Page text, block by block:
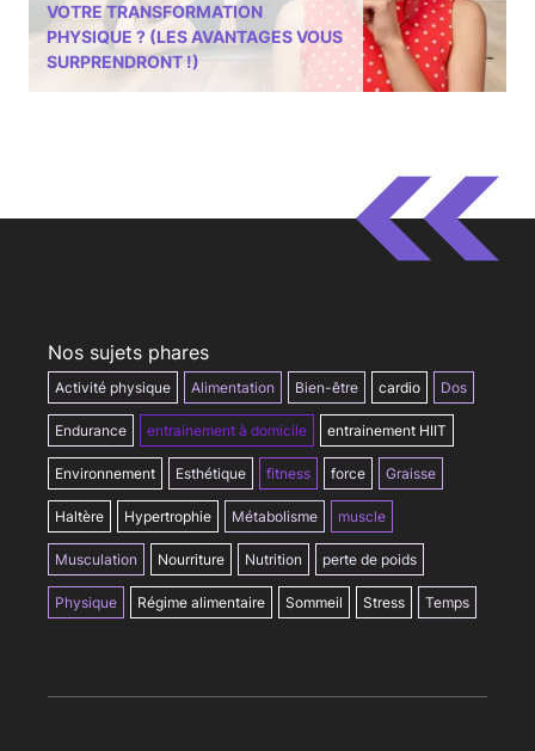
VOTRE TRANSFORMATION
PHYSIQUE ? (LES AVANTAGES VOUS
SURPRENDRONT !)
Nos sujets phares
Activité physique Alimentation Bien-être cardio Dos
Endurance entrainement à domicile entrainement HIIT
Environnement Esthétique fitness force Graisse
Haltère Hypertrophie Métabolisme muscle
Musculation Nourriture Nutrition perte de poids
Physique Régime alimentaire Sommeil Stress Temps